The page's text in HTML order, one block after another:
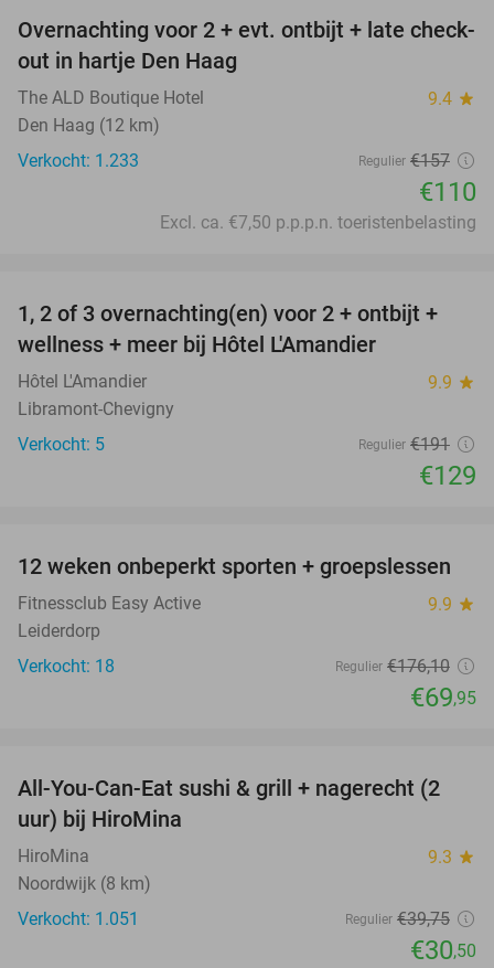
30%
Overnachting voor 2 + evt. ontbijt + late check-
out in hartje Den Haag
The ALD Boutique Hotel 9.4 star
Den Haag (12 km)
Verkocht: 1.233
Regulier €157
€110
Excl. ca. €7,50 p.p.p.n. toeristenbelasting
32%
TODAY
1, 2 of 3 overnachting(en) voor 2 + ontbijt +
wellness + meer bij Hôtel L'Amandier
Hôtel L'Amandier 9.9 star
Libramont-Chevigny
Verkocht: 5
Regulier €191
€129
60%
12 weken onbeperkt sporten + groepslessen
Fitnessclub Easy Active 9.9 star
Leiderdorp
Verkocht: 18
Regulier €176,10
€69,95
23%
All-You-Can-Eat sushi & grill + nagerecht (2
uur) bij HiroMina
HiroMina 9.3 star
Noordwijk (8 km)
Verkocht: 1.051
Regulier €39,75
€30,50